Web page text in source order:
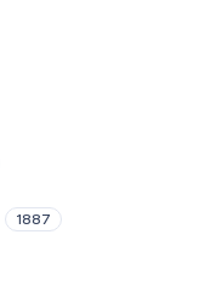
1887